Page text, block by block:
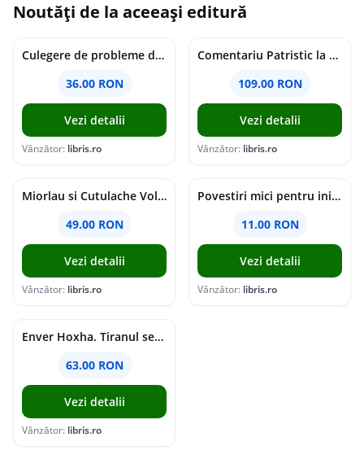
Noutăți de la aceeași editură
Culegere de probleme de matematica - Clasa 8 - Ioana Monalisa Manea, Cristina Neagoe
36.00 RON
Vezi detalii
Vânzător: libris.ro
Comentariu Patristic la Scriptura. Vechiul Testament II. Geneza, 12-50 - George Claudiu Tutu, Mark Sheridan, Alexander Baumgarten, Thomas C. Oden
109.00 RON
Vezi detalii
Vânzător: libris.ro
Miorlau si Cutulache Vol.1: Cu bicicleta pana la Luna - Timo Parvela
49.00 RON
Vezi detalii
Vânzător: libris.ro
Povestiri mici pentru inimi mari - Adrian Chiaga, Cristina Chiaga
11.00 RON
Vezi detalii
Vânzător: libris.ro
Enver Hoxha. Tiranul secolului al XX-lea - Rober C. Austin, Artan R. Hoxha
63.00 RON
Vezi detalii
Vânzător: libris.ro